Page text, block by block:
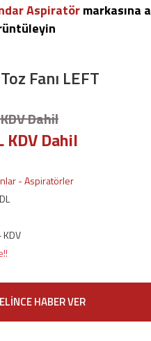
Aspiratörmarkasına
Fanı LEFT
Dahil
KDV Dahil
- Aspiratörler
HABER VER